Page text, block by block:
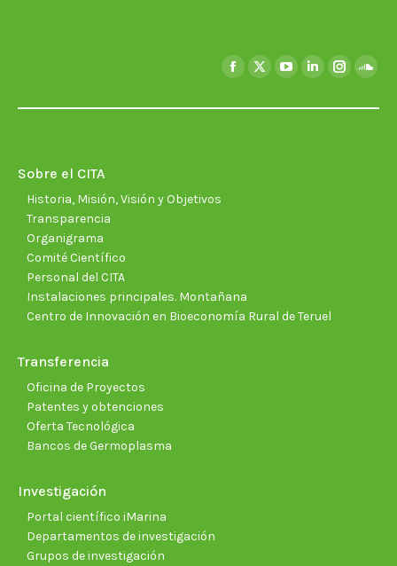
Facebook
X
YouTubeLinkedin
Sobre el CITA
Historia, Misión, Visión y Objetivos
Transparencia
Organigrama
Comité Científico
Personal del CITA
Instalaciones principales. Montañana
Centro de Innovación en Bioeconomía Rural de Teruel
Transferencia
Oficina de Proyectos
Patentes y obtenciones
Oferta Tecnológica
Bancos de Germoplasma
Investigación
Portal científico iMarina
Departamentos de investigación
Grupos de investigación